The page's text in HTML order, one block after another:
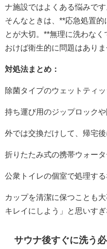
ナ施設ではよくある悩みです
そんなときは、**応急処置的
とが大切。**無理に洗わな
おけば衛生的に問題はありま
対処法まとめ：
除菌タイプのウェットティッ
持ち運び用のジップロック
外では交換だけして、帰宅
折りたたみ式の携帯ウォー
公衆トイレの個室で処理す
カップを清潔に保つことも
キレイにしよう」と思いすぎ
サウナ後すぐに洗う